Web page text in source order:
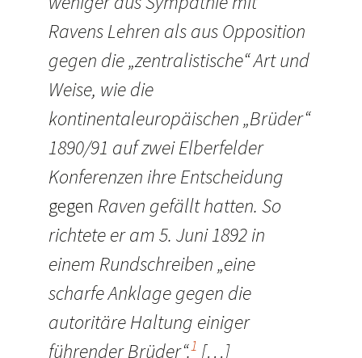
Ravens Lehren als aus Opposition
gegen die „zentralistische“ Art und
Weise, wie die
kontinentaleuropäischen „Brüder“
1890/91 auf zwei Elberfelder
Konferenzen ihre Entscheidung
gegen Raven gefällt hatten. So
richtete er am 5. Juni 1892 in
einem Rundschreiben „eine
scharfe Anklage gegen die
autoritäre Haltung einiger
führender Brüder“.1 […]